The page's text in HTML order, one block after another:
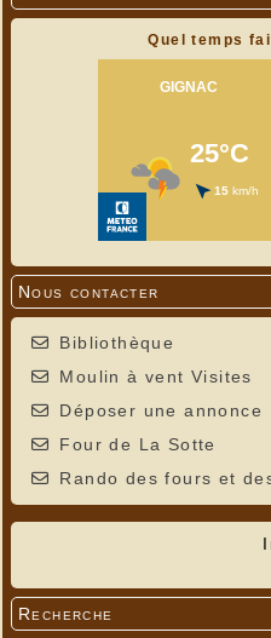
Quel temps
Nous contacter
Bibliothèque
Moulin à vent Visites
Déposer une annonce
Four de La Sotte
Rando des fours et
Recherche